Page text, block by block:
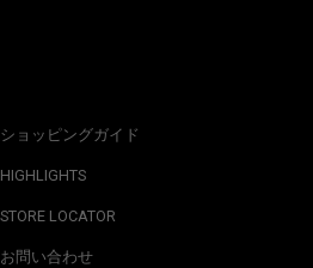
ショッピングガイド
HIGHLIGHTS
STORE LOCATOR
お問い合わせ